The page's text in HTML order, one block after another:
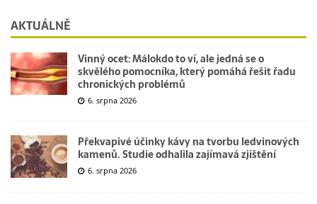
AKTUÁLNĚ
Vinný ocet: Málokdo to ví, ale jedná se o
skvělého pomocníka, který pomáhá řešit řadu
chronických problémů
6. srpna 2026
Překvapivé účinky kávy na tvorbu ledvinových
kamenů. Studie odhalila zajímavá zjištění
6. srpna 2026